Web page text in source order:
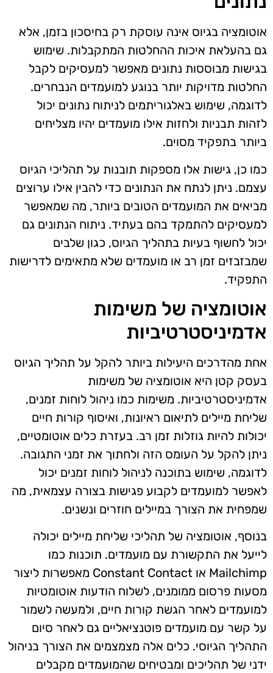
אוטומציה בגיוס אינה עוסקת רק בחיסכון בזמן, אלא
גם בהעלאת איכות ההחלטות המתקבלות. שימוש
בגישות מבוססות נתונים מאפשר למעסיקים לקבל
החלטות מדויקות יותר בנוגע למועמדים הנבחרים.
לדוגמה, שימוש באלגוריתמים לניתוח נתונים יכול
לזהות תבניות ולחזות אילו מועמדים יהיו מצליחים
ביותר בתפקיד מסוים.
כמו כן, גישות אלו מספקות תובנות על תהליכי הגיוס
עצמם. ניתן לנתח את הנתונים כדי להבין אילו ערוצים
מביאים את המועמדים הטובים ביותר, מה שמאפשר
למעסיקים להתמקד בהם בעתיד. ניתוח הנתונים גם
יכול לחשוף בעיות בתהליך הגיוס, כגון שלבים
שמבזבזים זמן רב או מועמדים שלא מתאימים לדרישות
התפקיד.
אוטומציה של משימות
אדמיניסטרטיביות
אחת מהדרכים היעילות ביותר להקל על תהליך הגיוס
בעסק קטן היא אוטומציה של משימות
אדמיניסטרטיביות. משימות כמו ניהול לוחות זמנים,
שליחת מיילים לתיאום ראיונות, ואיסוף קורות חיים
יכולות להיות גוזלות זמן רב. בעזרת כלים אוטומטיים,
ניתן להקל על העומס הזה ולחתוך את זמני התגובה.
לדוגמה, שימוש בתוכנה לניהול לוחות זמנים יכול
לאפשר למועמדים לקבוע פגישות בצורה עצמאית, מה
שמפחית את הצורך במיילים חוזרים ונשנים.
בנוסף, אוטומציה של תהליכי שליחת מיילים יכולה
לייעל את התקשורת עם מועמדים. תוכנות כמו
Mailchimp או Constant Contact מאפשרות ליצור
מסעות פרסום ממומנים, לשלוח הודעות אוטומטיות
למועמדים לאחר הגשת קורות חיים, ולמעשה לשמור
על קשר עם מועמדים פוטנציאליים גם לאחר סיום
התהליך הגיוסי. כלים אלה מצמצמים את הצורך בניהול
ידני של תהליכים ומבטיחים שהמועמדים מקבלים